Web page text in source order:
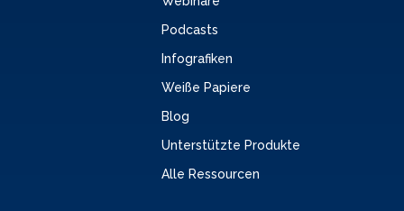
Podcasts
Infografiken
Weiße Papiere
Blog
Unterstützte Produkte
Alle Ressourcen